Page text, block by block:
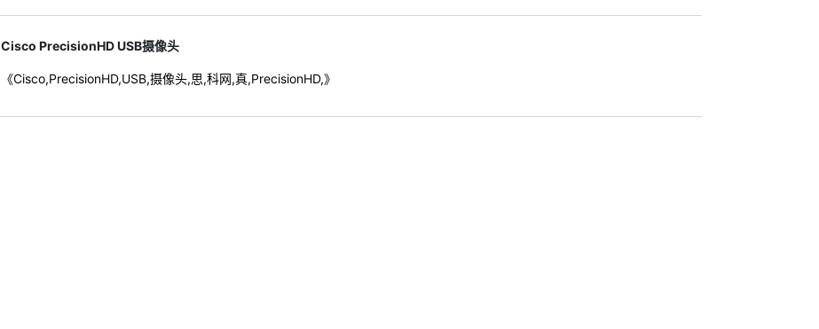
Cisco PrecisionHD USB摄像头
《Cisco,PrecisionHD,USB,摄像头,思,科网,真,PrecisionHD,》